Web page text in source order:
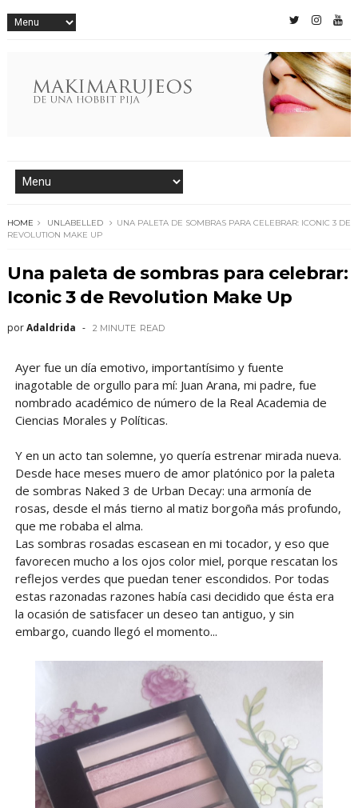
HOME UNLABELLED
UNA PALETA DE SOMBRAS PARA CELEBRAR: ICONIC 3 DE
REVOLUTION MAKE UP
Una paleta de sombras para celebrar:
Iconic 3 de Revolution Make Up
porAdaldrida 2 MINUTE READ
Ayer fue un día emotivo, importantísimo y fuente
inagotable de orgullo para mí: Juan Arana, mi padre, fue
nombrado académico de número de la Real Academia de
Ciencias Morales y Políticas.
Y en un acto tan solemne, yo quería estrenar mirada nueva.
Desde hace meses muero de amor platónico por la paleta
de sombras Naked 3 de Urban Decay: una armonía de
rosas, desde el más tierno al matiz borgoña más profundo,
que me robaba el alma.
Las sombras rosadas escasean en mi tocador, y eso que
favorecen mucho a los ojos color miel, porque rescatan los
reflejos verdes que puedan tener escondidos. Por todas
estas razonadas razones había casi decidido que ésta era
la ocasión de satisfacer un deseo tan antiguo, y sin
embargo, cuando llegó el momento...